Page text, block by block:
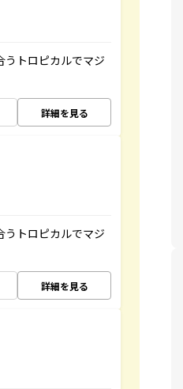
うトロピカルでマジ
詳細を見る
うトロピカルでマジ
詳細を見る